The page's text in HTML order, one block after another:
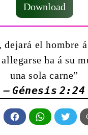
Download
dejará el hombre
ha á su
una sola carne”
— Génesis 2:24